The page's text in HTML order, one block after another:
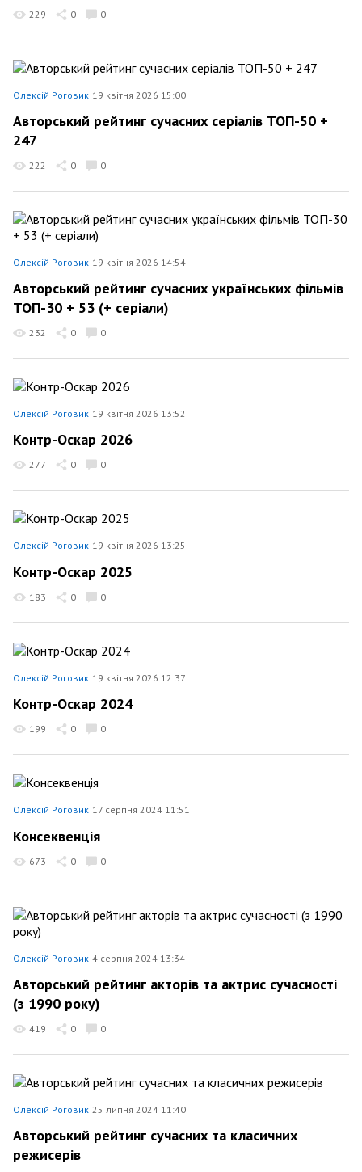
229 0 0
Олексій Роговик 19 квітня 2026 15:00
Авторський рейтинг сучасних серіалів ТОП-50 +
247
222 0 0
Олексій Роговик 19 квітня 2026 14:54
Авторський рейтинг сучасних українських фільмів
ТОП-30 + 53 (+ серіали)
232 0 0
Олексій Роговик 19 квітня 2026 13:52
Контр-Оскар 2026
277 0 0
Олексій Роговик 19 квітня 2026 13:25
Контр-Оскар 2025
183 0 0
Олексій Роговик 19 квітня 2026 12:37
Контр-Оскар 2024
199 0 0
Олексій Роговик 17 серпня 2024 11:51
Консеквенція
673 0 0
Олексій Роговик 4 серпня 2024 13:34
Авторський рейтинг акторів та актрис сучасності
(з 1990 року)
419 0 0
Олексій Роговик 25 липня 2024 11:40
Авторський рейтинг сучасних та класичних
режисерів